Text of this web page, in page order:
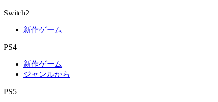
Switch2
新作ゲーム
PS4
新作ゲーム
ジャンルから
PS5